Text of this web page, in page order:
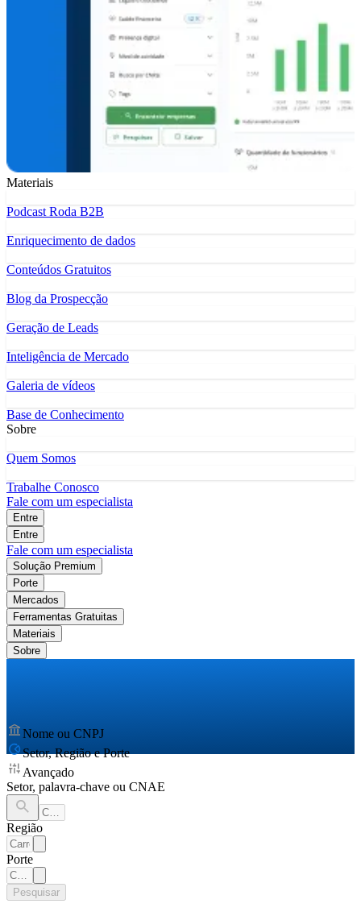
Materiais
Podcast Roda B2B
Enriquecimento de dados
Conteúdos Gratuitos
Blog da Prospecção
Geração de Leads
Inteligência de Mercado
Galeria de vídeos
Base de Conhecimento
Sobre
Quem Somos
Trabalhe Conosco
Fale com um especialista
Entre
Entre
Fale com um especialista
Solução Premium
Porte
Mercados
Ferramentas Gratuitas
Materiais
Sobre
Nome ou CNPJ
Setor, Região e Porte
Avançado
Setor, palavra-chave ou CNAE
Região
Porte
Pesquisar